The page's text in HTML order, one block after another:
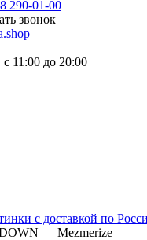
290-01-00
звонок
11:00 до 20:00
с доставкой по
— Mezmerize